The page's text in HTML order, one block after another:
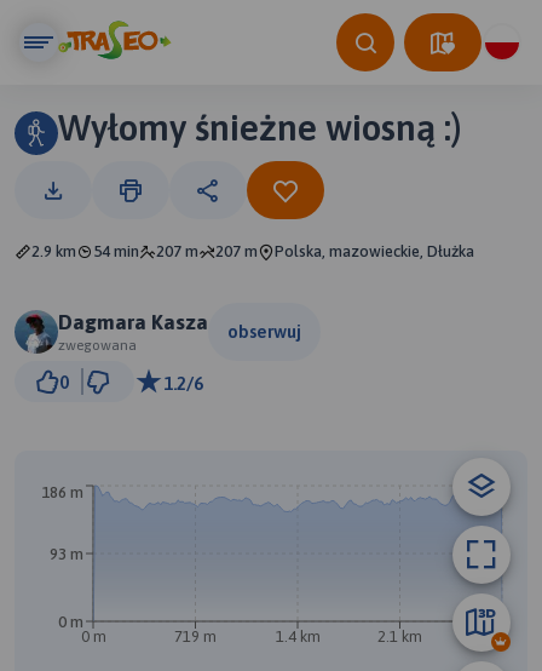
Wyłomy śnieżne wiosną :)
2.9 km 54 min 207 m 207 m Polska, mazowieckie, Dłużka
Dagmara Kasza
zwegowana
obserwuj
0 1.2/6
BA
0 m 719 m 1.4 km 2.1 km 2.8 km
0 m
93 m
186 m